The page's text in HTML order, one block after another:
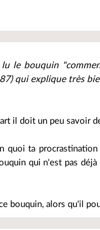
le bouquin
qui explique très
il doit un peu savoir
quoi ta
qui n'est pas
bouquin, alors qu'il